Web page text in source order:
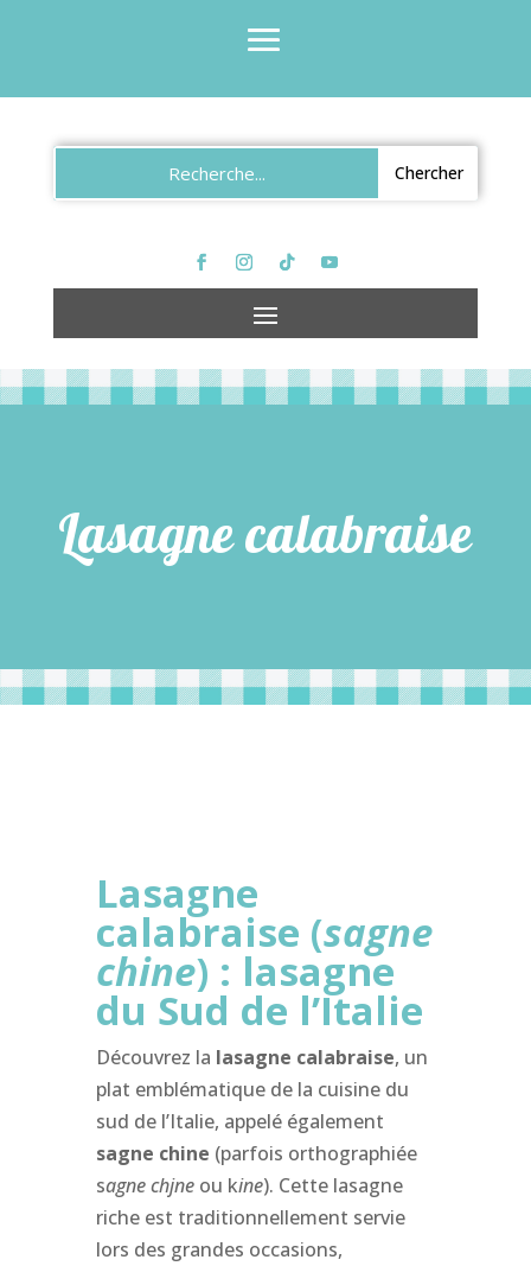
Lasagne calabraise
Lasagne
calabraise (sagne
chine) : lasagne
du Sud de l’Italie
Découvrez la lasagne calabraise, un
plat emblématique de la cuisine du
sud de l’Italie, appelé également
sagne chine (parfois orthographiée
sagne chjneou kine). Cette lasagne
riche est traditionnellement servie
lors des grandes occasions,